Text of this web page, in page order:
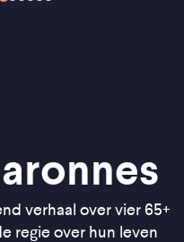
verhaal over vier 65+
regie over hun leven